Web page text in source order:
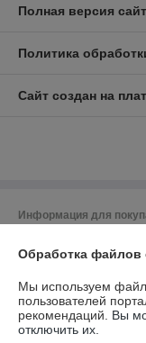
Полная версия
Политика
Сайт создан на
Информация для
"АльгоТрейд"
вход с правого торца
Регистрационный
Обработка файлов
Мы используем
пользователей
рекомендаций. Вы
отключить их.